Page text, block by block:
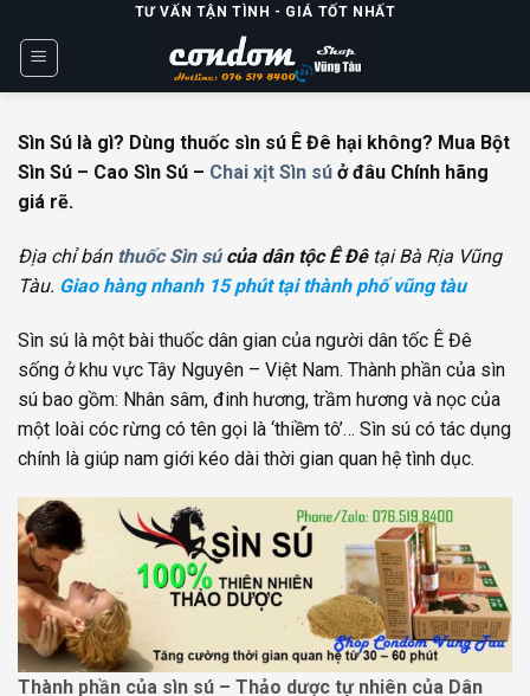
content
TƯ VẤN TẬN TÌNH - GIÁ TỐT NHẤT
Sìn Sú là gì? Dùng thuốc sìn sú Ê Đê hại không? Mua Bột
Sìn Sú – Cao Sìn Sú – Chai xịt Sìn sú ở đâu Chính hãng
giá rẽ.
Địa chỉ bán thuốc Sìn súcủa dân tộc Ê Đêtại Bà Rịa Vũng
Tàu. Giao hàng nhanh 15 phút tại thành phố vũng tàu
Sìn sú là một bài thuốc dân gian của người dân tốc Ê Đê
sống ở khu vực Tây Nguyên – Việt Nam. Thành phần của sìn
sú bao gồm: Nhân sâm, đinh hương, trầm hương và nọc của
một loài cóc rừng có tên gọi là ‘thiềm tô’… Sìn sú có tác dụng
chính là giúp nam giới kéo dài thời gian quan hệ tình dục.
Thành phần của sìn sú – Thảo dược tự nhiên của Dân